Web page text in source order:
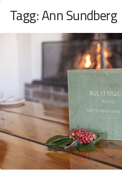
Tagg: Ann Sundberg